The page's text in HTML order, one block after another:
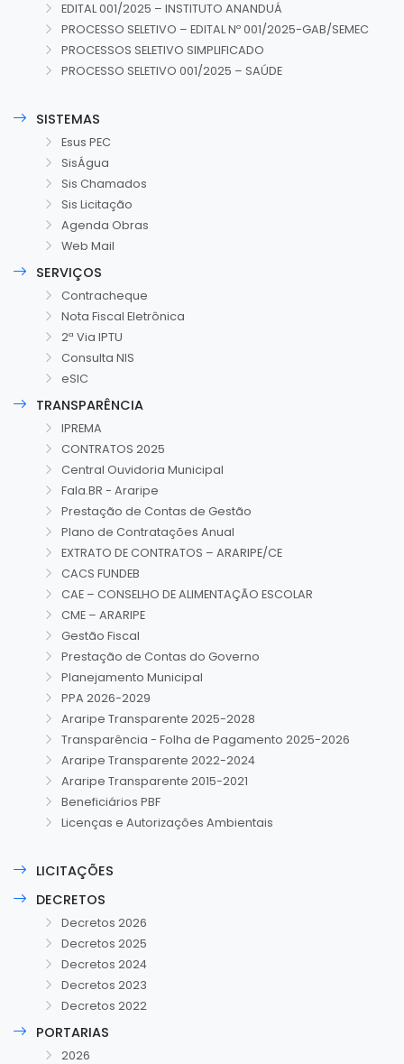
EDITAL 001/2025 – INSTITUTO ANANDUÁ
PROCESSO SELETIVO – EDITAL Nº 001/2025-GAB/SEMEC
PROCESSOS SELETIVO SIMPLIFICADO
PROCESSO SELETIVO 001/2025 – SAÚDE
SISTEMAS
Esus PEC
SisÁgua
Sis Chamados
Sis Licitação
Agenda Obras
Web Mail
SERVIÇOS
Contracheque
Nota Fiscal Eletrônica
2ª Via IPTU
Consulta NIS
eSIC
TRANSPARÊNCIA
IPREMA
CONTRATOS 2025
Central Ouvidoria Municipal
Fala.BR - Araripe
Prestação de Contas de Gestão
Plano de Contratações Anual
EXTRATO DE CONTRATOS – ARARIPE/CE
CACS FUNDEB
CAE – CONSELHO DE ALIMENTAÇÃO ESCOLAR
CME – ARARIPE
Gestão Fiscal
Prestação de Contas do Governo
Planejamento Municipal
PPA 2026-2029
Araripe Transparente 2025-2028
Transparência - Folha de Pagamento 2025-2026
Araripe Transparente 2022-2024
Araripe Transparente 2015-2021
Beneficiários PBF
Licenças e Autorizações Ambientais
LICITAÇÕES
DECRETOS
Decretos 2026
Decretos 2025
Decretos 2024
Decretos 2023
Decretos 2022
PORTARIAS
2026